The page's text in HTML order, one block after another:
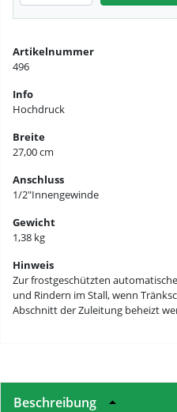
Artikelnummer
496
Info
Hochdruck
Breite
27,00 cm
Anschluss
1/2″Innengewinde
Gewicht
1,38 kg
Hinweis
Zur frostgeschützten
und Rindern im Stall, wenn
Abschnitt der Zuleitung beheizt
Beschreibung